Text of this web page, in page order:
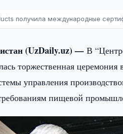
получила международные
(UzDaily.uz) —В
торжественная
управления
пищевой